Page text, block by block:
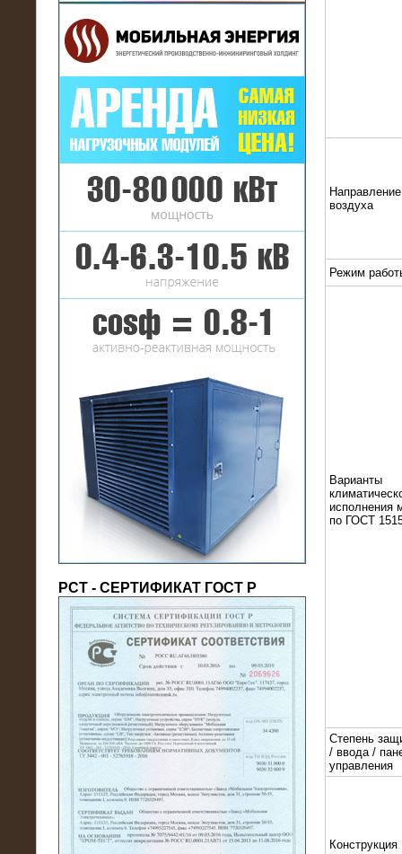
16.01.2017
Аренда нагрузочного комплекса 22
МВт (10 кВ) на газовое
месторождение
17.10.2016
Резистивный высоковольтный
нагрузочный модуль 5 МВт
(напряжение 6/10 кВ)
21.08.2016
На производственное предприятие
модули 20 МВт (0,4 кВ)
РСТ - СЕРТИФИКАТ ГОСТ Р
воздуха
Режим
Варианты
исполнения
по ГОСТ
Степень
/ ввода /
управления
Конструкция